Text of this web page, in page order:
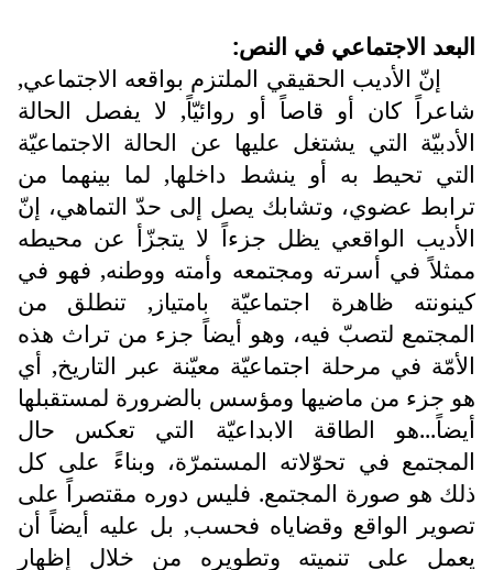
البعد الاجتماعي في النص:
إنّ الأديب الحقيقي الملتزم بواقعه الاجتماعي,
شاعراً كان أو قاصاً أو روائيّاً, لا يفصل الحالة
الأدبيّة التي يشتغل عليها عن الحالة الاجتماعيّة
التي تحيط به أو ينشط داخلها, لما بينهما من
ترابط عضوي، وتشابك يصل إلى حدّ التماهي، إنّ
الأديب الواقعي يظل جزءاً لا يتجزّأ عن محيطه
ممثلاً في أسرته ومجتمعه وأمته ووطنه, فهو في
كينونته ظاهرة اجتماعيّة بامتياز, تنطلق من
المجتمع لتصبّ فيه، وهو أيضاً جزء من تراث هذه
الأمّة في مرحلة اجتماعيّة معيّنة عبر التاريخ, أي
هو جزء من ماضيها ومؤسس بالضرورة لمستقبلها
أيضاً...هو الطاقة الابداعيّة التي تعكس حال
المجتمع في تحوّلاته المستمرّة، وبناءً على كل
ذلك هو صورة المجتمع. فليس دوره مقتصراً على
تصوير الواقع وقضاياه فحسب, بل عليه أيضاً أن
يعمل على تنميته وتطويره من خلال إظهار